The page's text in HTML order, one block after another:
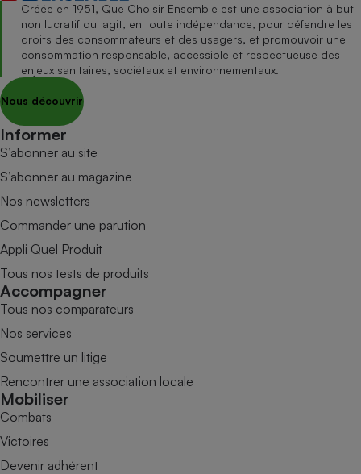
Créée en 1951, Que Choisir Ensemble est une association à but
non lucratif qui agit, en toute indépendance, pour défendre les
droits des consommateurs et des usagers, et promouvoir une
consommation responsable, accessible et respectueuse des
enjeux sanitaires, sociétaux et environnementaux.
Nous découvrir
Informer
S’abonner au site
S’abonner au magazine
Nos newsletters
Commander une parution
Appli Quel Produit
Tous nos tests de produits
Accompagner
Tous nos comparateurs
Nos services
Soumettre un litige
Rencontrer une association locale
Mobiliser
Combats
Victoires
Devenir adhérent